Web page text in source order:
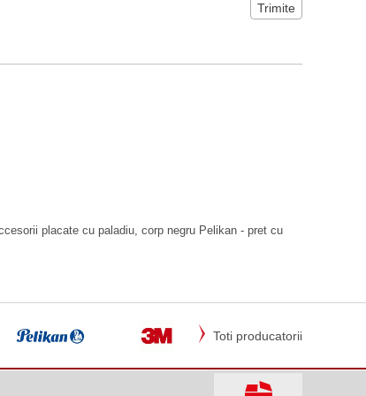
placate cu paladiu, corp negru Pelikan - pret cu
Toti producatorii